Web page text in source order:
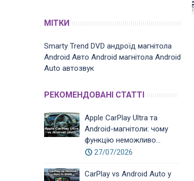
МІТКИ
Smarty Trend DVD андроїд магнітола
Android Авто Android магнітола Android
Auto автозвук
РЕКОМЕНДОВАНІ СТАТТІ
Apple CarPlay Ultra та
Android-магнітоли: чому
функцію неможливо...
27/07/2026
CarPlay vs Android Auto у